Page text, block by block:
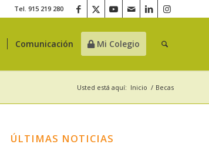
Tel. 915 219 280
Comunicación Mi Colegio
Usted está aquí: Inicio / Becas
ÚLTIMAS NOTICIAS